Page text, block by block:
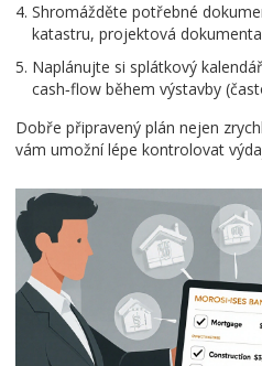
Shromážděte potřebné
katastru, projektová
Naplánujte si splátkový
cash‑flow během výstavby
Dobře připravený plán nejen
vám umožní lépe kontrolovat